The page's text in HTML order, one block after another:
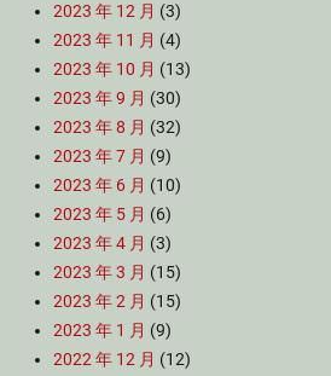
2023 年 12 月 (3)
2023 年 11 月 (4)
2023 年 10 月 (13)
2023 年 9 月 (30)
2023 年 8 月 (32)
2023 年 7 月 (9)
2023 年 6 月 (10)
2023 年 5 月 (6)
2023 年 4 月 (3)
2023 年 3 月 (15)
2023 年 2 月 (15)
2023 年 1 月 (9)
2022 年 12 月 (12)